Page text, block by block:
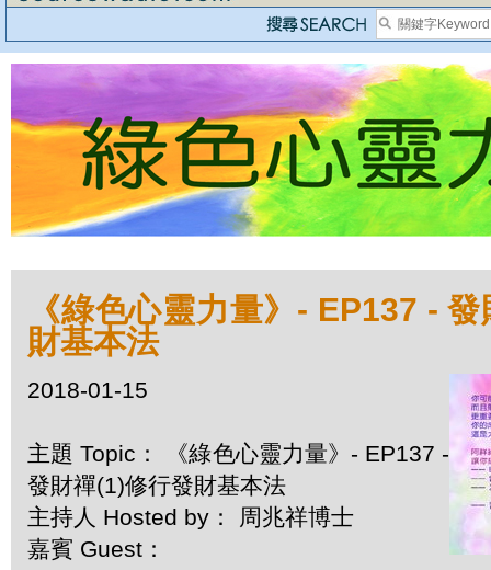
《綠色心靈力量》- EP137 -
財基本法
2018-01-15
主題 Topic： 《綠色心靈力量》- EP137 -
發財禪(1)修行發財基本法
主持人 Hosted by： 周兆祥博士
嘉賓 Guest：